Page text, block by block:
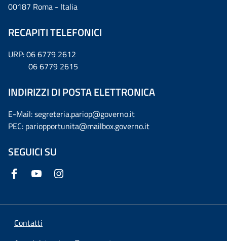
00187 Roma - Italia
RECAPITI TELEFONICI
URP: 06 6779 2612
06 6779 2615
INDIRIZZI DI POSTA ELETTRONICA
E-Mail: segreteria.pariop@governo.it
PEC: pariopportunita@mailbox.governo.it
SEGUICI SU
Contatti